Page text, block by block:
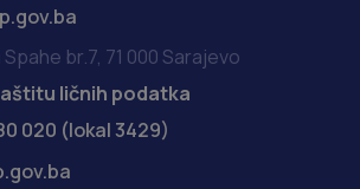
br.7, 71 000 Sarajevo
ličnih podatka
020 (lokal 3429)